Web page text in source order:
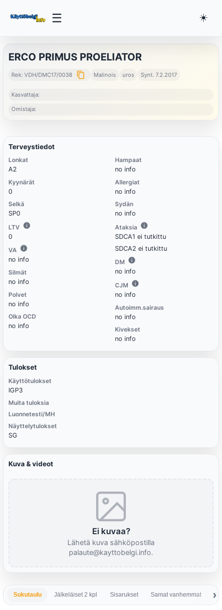
☰ ☀️
ERCO PRIMUS PROELIATOR
Rek: VDH/DMC17/0038 content_copy Malinois uros Synt. 7.2.2017
Kasvattaja:
Omistaja:
Terveystiedot
Lonkat
A2
Kyynärät
0
Selkä
SP0
LTV
0
VA
no info
Silmät
no info
Polvet
no info
Olka OCD
no info
Hampaat
no info
Allergiat
no info
Sydän
no info
Ataksia
SDCA1 ei tutkittu
SDCA2 ei tutkittu
DM
no info
CJM
no info
Autoimm.sairaus
no info
Kivekset
no info
Tulokset
Käyttötulokset
IGP3
Muita tuloksia
Luonnetesti/MH
Näyttelytulokset
SG
Kuva & videot
Ei kuvaa?
Lähetä kuva sähköpostilla
palaute@kayttobelgi.info.
Sukutaulu Jälkeläiset 2 kpl Sisarukset Samat vanhemmat